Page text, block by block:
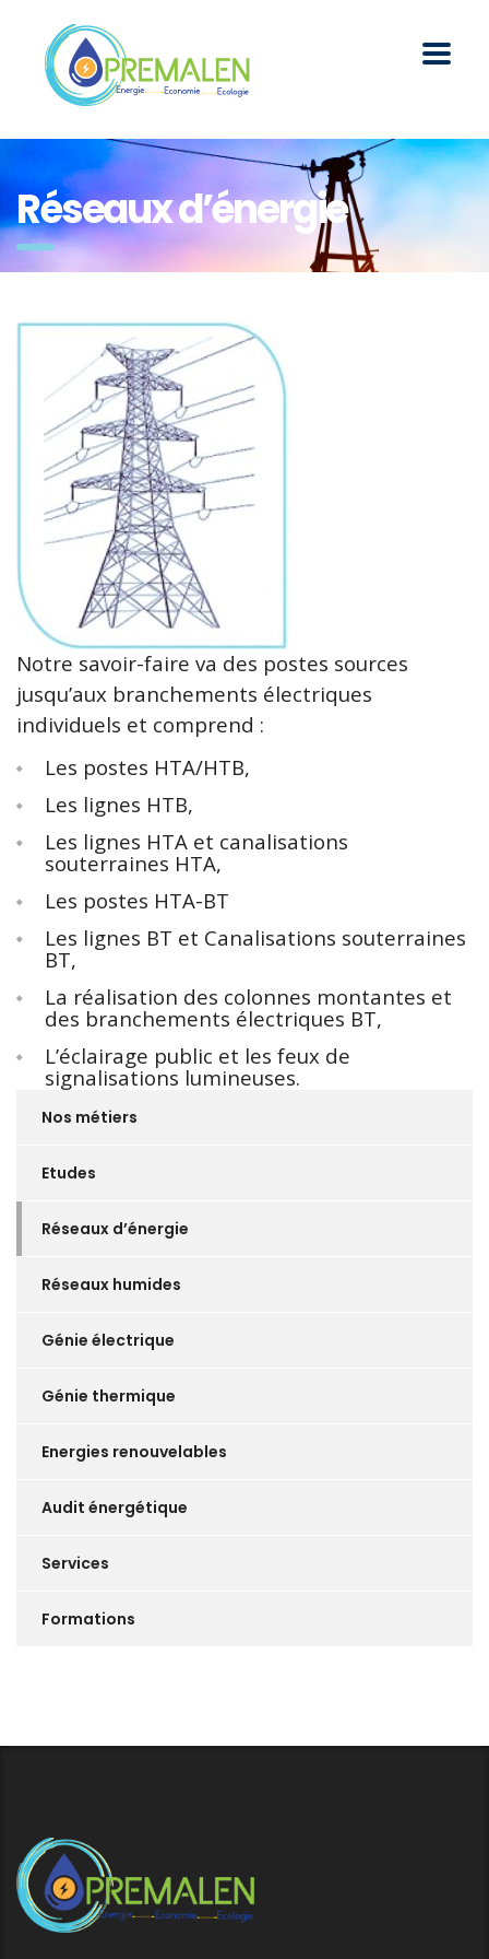
Réseaux d’énergie
Notre savoir-faire va des postes sources
jusqu’aux branchements électriques
individuels et comprend :
Les postes HTA/HTB,
Les lignes HTB,
Les lignes HTA et canalisations
souterraines HTA,
Les postes HTA-BT
Les lignes BT et Canalisations souterraines
BT,
La réalisation des colonnes montantes et
des branchements électriques BT,
L’éclairage public et les feux de
signalisations lumineuses.
Nos métiers
Etudes
Réseaux d’énergie
Réseaux humides
Génie électrique
Génie thermique
Energies renouvelables
Audit énergétique
Services
Formations